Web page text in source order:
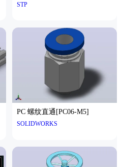
STP
PC 螺纹直通[PC06-M5]
SOLIDWORKS